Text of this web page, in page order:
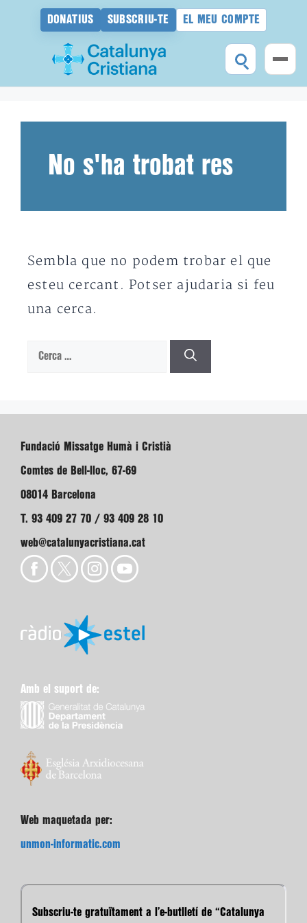
DONATIUS SUBSCRIU-TE EL MEU COMPTE
No s'ha trobat res
Sembla que no podem trobar el que
esteu cercant. Potser ajudaria si feu
una cerca.
Cerca:
Fundació Missatge Humà i Cristià
Comtes de Bell-lloc, 67-69
08014 Barcelona
T. 93 409 27 70 / 93 409 28 10
web@catalunyacristiana.cat
Amb el suport de:
Web maquetada per:
unmon-informatic.com
Subscriu-te gratuïtament a l’e-butlletí de “Catalunya